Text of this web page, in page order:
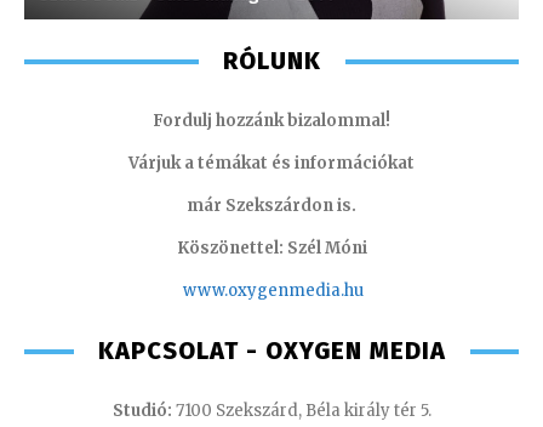
RÓLUNK
Fordulj hozzánk bizalommal!
Várjuk a témákat és információkat
már Szekszárdon is.
Köszönettel: Szél Móni
www.oxygenmedia.hu
KAPCSOLAT - OXYGEN MEDIA
Studió: 7100 Szekszárd, Béla király tér 5.